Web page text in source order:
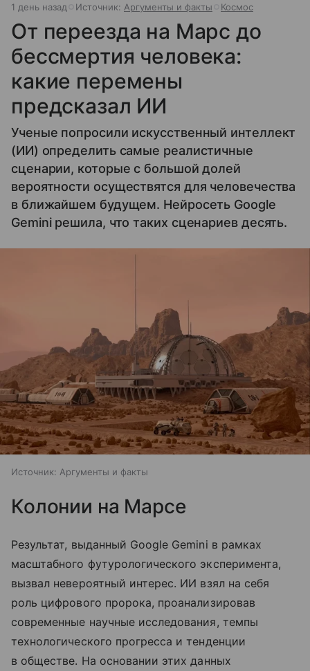
1 день назад Источник: Аргументы и факты Космос
От переезда на Марс до
бессмертия человека:
какие перемены
предсказал ИИ
Ученые попросили искусственный интеллект
(ИИ) определить самые реалистичные
сценарии, которые с большой долей
вероятности осуществятся для человечества
в ближайшем будущем. Нейросеть Google
Gemini решила, что таких сценариев десять.
Источник: Аргументы и факты
Колонии на Марсе
Результат, выданный Google Gemini в рамках
масштабного футурологического эксперимента,
вызвал невероятный интерес. ИИ взял на себя
роль цифрового пророка, проанализировав
современные научные исследования, темпы
технологического прогресса и тенденции
в обществе. На основании этих данных